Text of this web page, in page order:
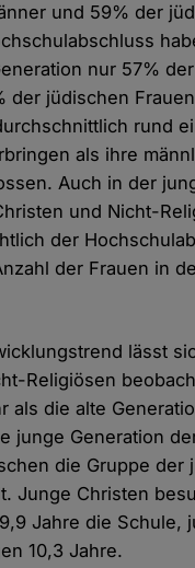
und 59% der
nur 57%
der jüdischen
rund
als ihre
Auch in der
und Nicht-
der
der Frauen in
lässt
Religiösen
als die alte
junge Generation
die Gruppe der
Junge Christen
Jahre die Schule,
10,3 Jahre.